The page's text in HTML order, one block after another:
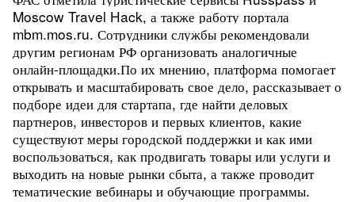
Moscow Travel Hack, а также работу портала
mbm.mos.ru. Сотрудники службы рекомендовали
другим регионам РФ организовать аналогичные
онлайн-площадки.По их мнению, платформа помогает
открывать и масштабировать свое дело, рассказывает о
подборе идеи для стартапа, где найти деловых
партнеров, инвесторов и первых клиентов, какие
существуют меры городской поддержки и как ими
воспользоваться, как продвигать товары или услуги и
выходить на новые рынки сбыта, а также проводит
тематические вебинары и обучающие программы.